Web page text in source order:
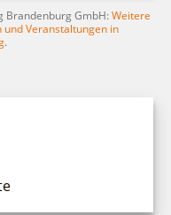
Brandenburg GmbH:Weitere
und Veranstaltungen in
.